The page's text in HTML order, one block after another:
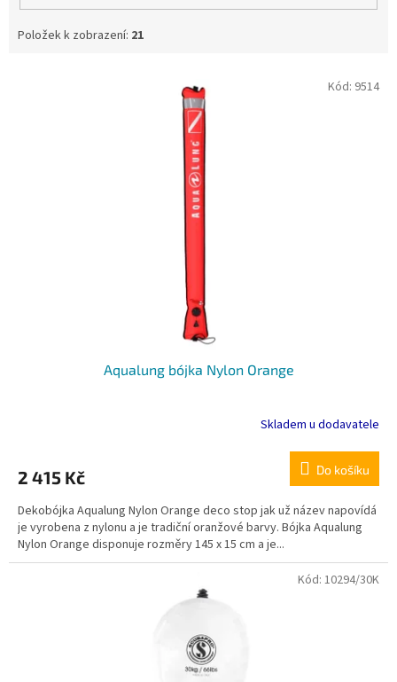
Položek k zobrazení: 21
Aqualung bójka Nylon Orange
Skladem u dodavatele
2 415 Kč Do košíku
Dekobójka Aqualung Nylon Orange deco stop jak už název napovídá
je vyrobena z nylonu a je tradiční oranžové barvy. Bójka Aqualung
Nylon Orange disponuje rozměry 145 x 15 cm a je...
Kód: 9514
Kód: 10294/30K